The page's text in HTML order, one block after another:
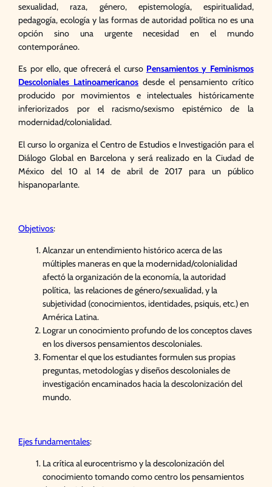
sexualidad, raza, género, epistemología, espiritualidad,
pedagogía, ecología y las formas de autoridad política no es una
opción sino una urgente necesidad en el mundo
contemporáneo.
Es por ello, que ofrecerá el curso Pensamientos y Feminismos
Descoloniales Latinoamericanos desde el pensamiento crítico
producido por movimientos e intelectuales históricamente
inferiorizados por el racismo/sexismo epistémico de la
modernidad/colonialidad.
El curso lo organiza el Centro de Estudios e Investigación para el
Diálogo Global en Barcelona y será realizado en la Ciudad de
México del 10 al 14 de abril de 2017 para un público
hispanoparlante.
Objetivos:
Alcanzar un entendimiento histórico acerca de las
múltiples maneras en que la modernidad/colonialidad
afectó la organización de la economía, la autoridad
política, las relaciones de género/sexualidad, y la
subjetividad (conocimientos, identidades, psiquis, etc.) en
América Latina.
Lograr un conocimiento profundo de los conceptos claves
en los diversos pensamientos descoloniales.
Fomentar el que los estudiantes formulen sus propias
preguntas, metodologías y diseños descoloniales de
investigación encaminados hacia la descolonización del
mundo.
Ejes fundamentales:
La crítica al eurocentrismo y la descolonización del
conocimiento tomando como centro los pensamientos